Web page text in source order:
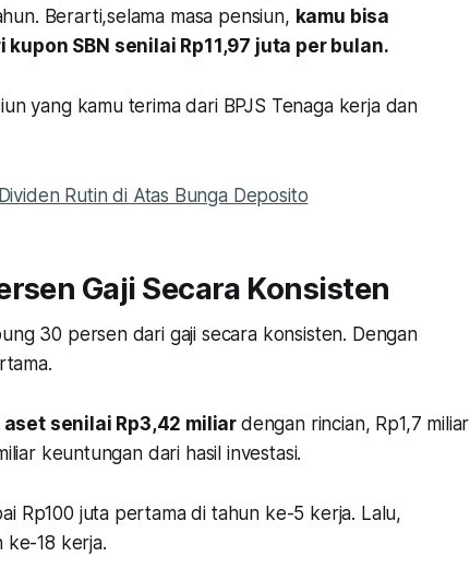
Berarti,selama masa pensiun, kamu bisa
SBN senilai Rp11,97 juta per bulan.
yang kamu terima dari BPJS Tenaga kerja dan
Rutin di Atas Bunga Deposito
Gaji Secara Konsisten
30 persen dari gaji secara konsisten. Dengan
senilai Rp3,42 miliar dengan rincian, Rp1,7 miliar
keuntungan dari hasil investasi.
Rp100 juta pertama di tahun ke-5 kerja. Lalu,
ke-18 kerja.